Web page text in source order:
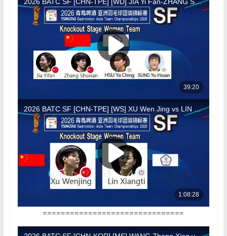
===============================